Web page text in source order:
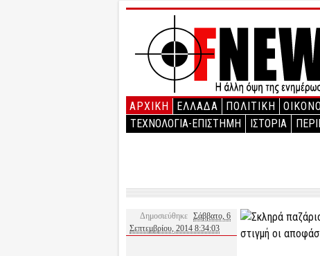
ΑΡΧΙΚΉ ΕΛΛΑΔΑ ΠΟΛΙΤΙΚΗ
ΤΕΧΝΟΛΟΓΙΑ-ΕΠΙΣΤΗΜΗ
ΙΣΤΟΡΙΑ
Δημοσιεύθηκε Σάββατο, 6
Σεπτεμβρίου, 2014 8:34:03